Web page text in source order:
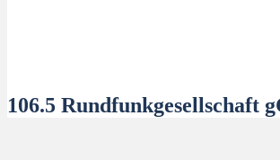
106.5 Rundfunkgesellschaft